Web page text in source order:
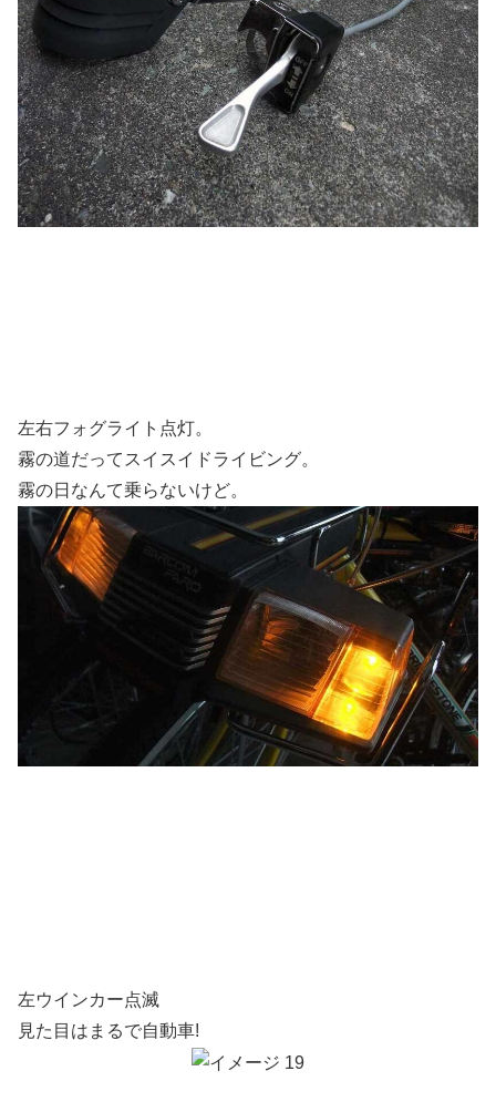
左右フォグライト点灯。
霧の道だってスイスイドライビング。
霧の日なんて乗らないけど。
左ウインカー点滅
見た目はまるで自動車!